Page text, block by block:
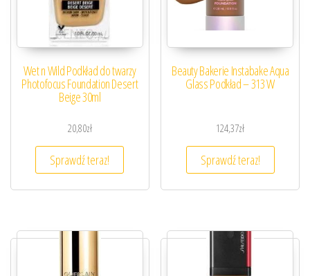
Wet n Wild Podkład do twarzy
Photofocus Foundation Desert
Beige 30ml
20,80zł
Sprawdź teraz!
Beauty Bakerie Instabake Aqua
Glass Podkład – 313 W
124,37zł
Sprawdź teraz!